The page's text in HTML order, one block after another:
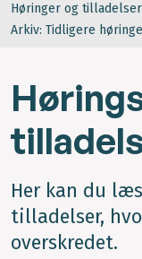
Høringer og tilladelser
Arkiv: Tidligere
Her kan du
tilladelser,
overskredet.